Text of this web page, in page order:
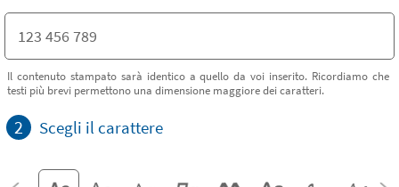
Il contenuto stampato sarà identico a quello da voi inserito. Ricordiamo che
testi più brevi permettono una dimensione maggiore dei caratteri.
2 Scegli il carattere